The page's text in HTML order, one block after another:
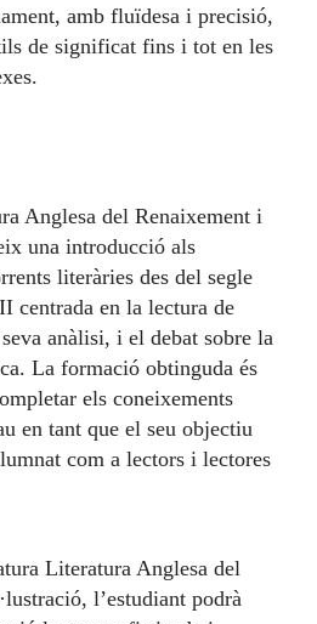
amb fluïdesa i precisió,
de significat fins i tot en les
Anglesa del Renaixement i
una introducció als
literàries des del segle
en la lectura de
anàlisi, i el debat sobre la
La formació obtinguda és
els coneixements
en tant que el seu objectiu
com a lectors i lectores
Literatura Anglesa del
l’estudiant podrà